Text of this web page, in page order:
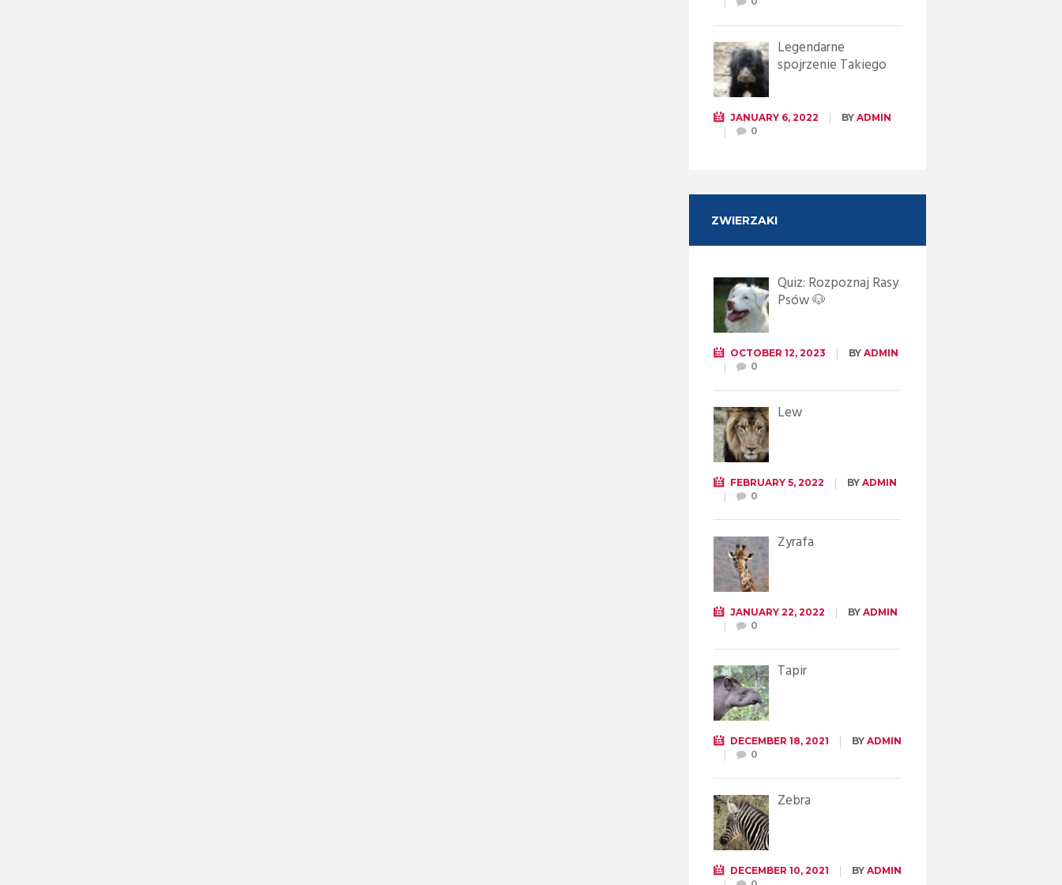
Legendarne
spojrzenie Takiego
JANUARY 6, 2022 BY ADMIN
0
ZWIERZAKI
Quiz: Rozpoznaj Rasy
Psów 🐶
OCTOBER 12, 2023 BY ADMIN
0
Lew
FEBRUARY 5, 2022 BY ADMIN
0
Żyrafa
JANUARY 22, 2022 BY ADMIN
0
Tapir
DECEMBER 18, 2021 BY ADMIN
0
Zebra
DECEMBER 10, 2021 BY ADMIN